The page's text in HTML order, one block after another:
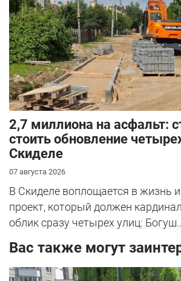
2,7 миллиона на асфальт:
стоить обновление
Скиделе
07 августа 2026
В Скиделе воплощается в жизнь
проект, который должен
облик сразу четырех улиц:
Вас также могут